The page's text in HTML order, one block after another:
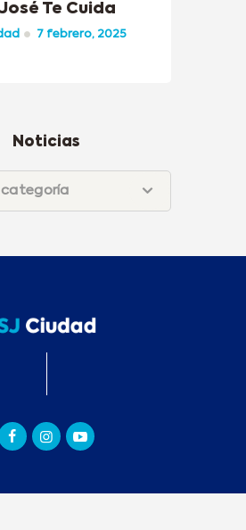
Te Cuida
7 febrero, 2025
Noticias